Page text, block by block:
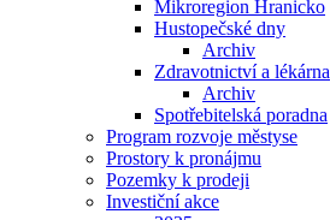
Mikroregion Hranicko
Hustopečské dny
Archiv
Zdravotnictví a lékárna
Archiv
Spotřebitelská poradna
Program rozvoje městyse
Prostory k pronájmu
Pozemky k prodeji
Investiční akce